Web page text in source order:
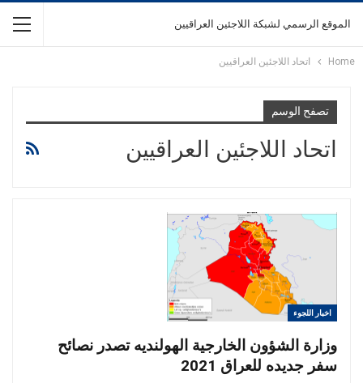
الموقع الرسمي لشبكة اللاجئين العراقيين
Home اتحاد اللاجئين العراقيين
تصفح الوسم
اتحاد اللاجئين العراقيين
اخبار اللجوء
وزارة الشؤون الخارجية الهولنديه تصدر نصائح
سفر جديده للعراق 2021